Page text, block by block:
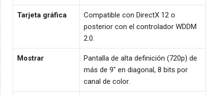
Tarjeta gráfica
Compatible con DirectX 12 o
posterior con el controlador WDDM
2.0.
Mostrar
Pantalla de alta definición (720p) de
más de 9" en diagonal, 8 bits por
canal de color.